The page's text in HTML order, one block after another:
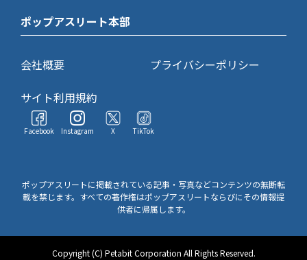
ポップアスリート本部
会社概要
プライバシーポリシー
サイト利用規約
Facebook Instagram X TikTok
ポップアスリートに掲載されている記事・写真などコンテンツの無断転
載を禁じます。すべての著作権はポップアスリートならびにその情報提
供者に帰属します。
Copyright (C) Petabit Corporation All Rights Reserved.